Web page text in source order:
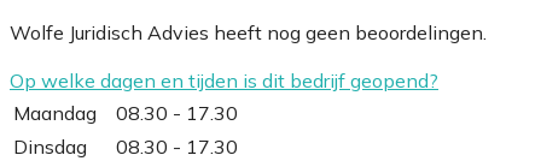
Wolfe Juridisch Advies heeft nog geen beoordelingen.
Op welke dagen en tijden is dit bedrijf geopend?
Maandag
08.30 - 17.30
Dinsdag
08.30 - 17.30